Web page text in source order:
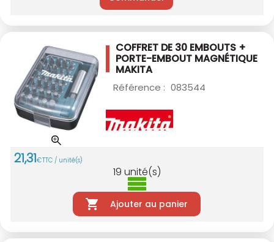
COFFRET DE 30 EMBOUTS +
PORTE-EMBOUT MAGNÉTIQUE
MAKITA
Référence : 083544
21,31€TTC / unité(s)
19 unité(s)
Ajouter au panier